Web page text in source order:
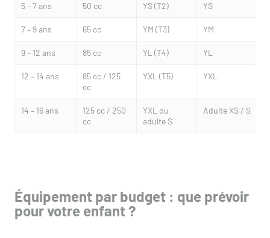
5 – 7 ans 50 cc YS (T2) YS
7 – 9 ans 65 cc YM (T3) YM
9 – 12 ans 85 cc YL (T4) YL
12 – 14 ans
85 cc / 125
cc
YXL (T5) YXL
14 – 16 ans
125 cc / 250
cc
YXL ou
adulte S
Adulte XS / S
Équipement par budget : que prévoir
pour votre enfant ?